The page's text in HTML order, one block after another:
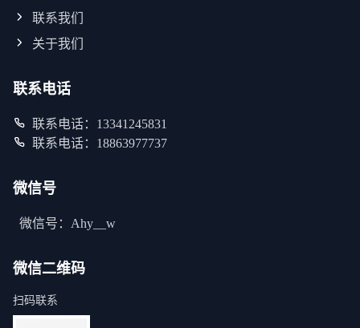
联系我们
关于我们
联系电话
联系电话：13341245831
联系电话：18863977737
微信号
微信号：Ahy__w
微信二维码
扫码联系